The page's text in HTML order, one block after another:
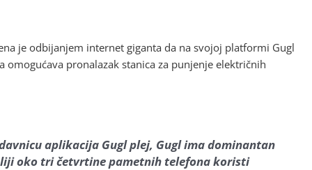
je odbijanjem internet giganta da na svojoj platformi Gugl
pronalazak stanica za punjenje električnih
aplikacija Gugl plej, Gugl ima dominantan
oko tri četvrtine pametnih telefona koristi